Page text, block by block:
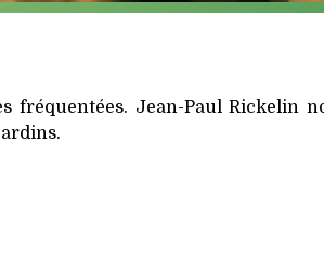
fréquentées. Jean-Paul Rickelin